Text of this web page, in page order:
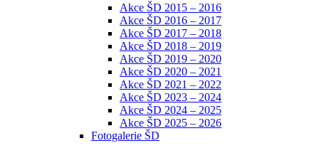
Akce ŠD 2015 – 2016
Akce ŠD 2016 – 2017
Akce ŠD 2017 – 2018
Akce ŠD 2018 – 2019
Akce ŠD 2019 – 2020
Akce ŠD 2020 – 2021
Akce ŠD 2021 – 2022
Akce ŠD 2023 – 2024
Akce ŠD 2024 – 2025
Akce ŠD 2025 – 2026
Fotogalerie ŠD